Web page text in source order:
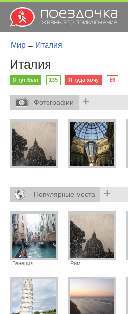
Мир → Италия
Италия
Я тут был 135 Я туда хочу 86
Фотографии +
Популярные места +
Венеция Рим